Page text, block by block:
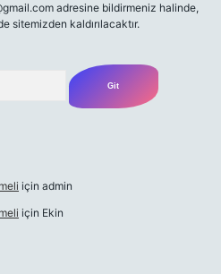
adresine bildirmeniz halinde,
sitemizden kaldırılacaktır.
için admin
için Ekin